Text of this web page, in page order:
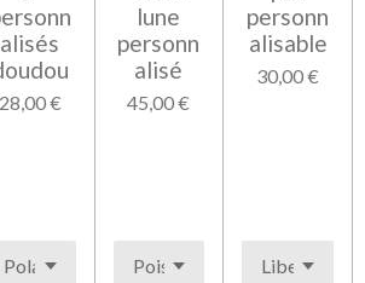
alisés
28,00 €
lune
personn
alisé
45,00 €
personn
alisable
30,00 €